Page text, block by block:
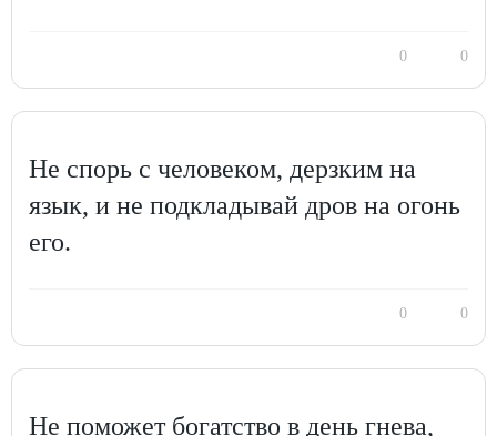
0 0
Не спорь с человеком, дерзким на
язык, и не подкладывай дров на огонь
его.
0 0
Не поможет богатство в день гнева,